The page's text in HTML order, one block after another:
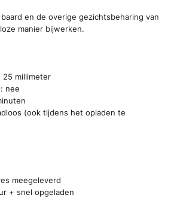
en de overige gezichtsbeharing van
manier bijwerken.
25 millimeter
nee
(ook tijdens het opladen te
meegeleverd
+ snel opgeladen